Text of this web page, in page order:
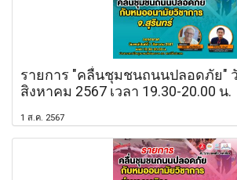
รายการ "คลื่นชุมชนถนนปลอดภัย"
สิงหาคม 2567 เวลา 19.30-20.00 น.
1 ส.ค. 2567